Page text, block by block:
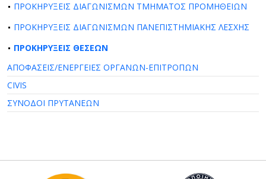
ΠΡΟΚΗΡΥΞΕΙΣ ΔΙΑΓΩΝΙΣΜΩΝ ΤΜΗΜΑΤΟΣ ΠΡΟΜΗΘΕΙΩΝ
ΠΡΟΚΗΡΥΞΕΙΣ ΔΙΑΓΩΝΙΣΜΩΝ ΠΑΝΕΠΙΣΤΗΜΙΑΚΗΣ ΛΕΣΧΗΣ
ΠΡΟΚΗΡΥΞΕΙΣ ΘΕΣΕΩΝ
ΑΠΟΦΑΣΕΙΣ/ΕΝΕΡΓΕΙΕΣ ΟΡΓΑΝΩΝ-ΕΠΙΤΡΟΠΩΝ
CIVIS
ΣΥΝΟΔΟΙ ΠΡΥΤΑΝΕΩΝ